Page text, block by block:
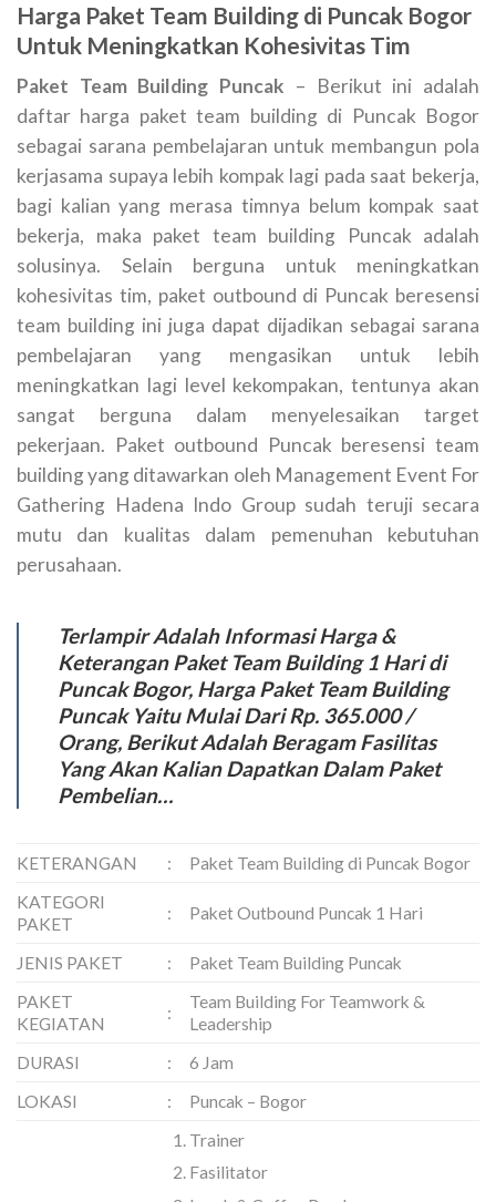
Harga Paket Team Building di Puncak Bogor
Untuk Meningkatkan Kohesivitas Tim
Paket Team Building Puncak – Berikut ini adalah
daftar harga paket team building di Puncak Bogor
sebagai sarana pembelajaran untuk membangun pola
kerjasama supaya lebih kompak lagi pada saat bekerja,
bagi kalian yang merasa timnya belum kompak saat
bekerja, maka paket team building Puncak adalah
solusinya. Selain berguna untuk meningkatkan
kohesivitas tim, paket outbound di Puncak beresensi
team building ini juga dapat dijadikan sebagai sarana
pembelajaran yang mengasikan untuk lebih
meningkatkan lagi level kekompakan, tentunya akan
sangat berguna dalam menyelesaikan target
pekerjaan. Paket outbound Puncak beresensi team
building yang ditawarkan oleh Management Event For
Gathering Hadena Indo Group sudah teruji secara
mutu dan kualitas dalam pemenuhan kebutuhan
perusahaan.
Terlampir Adalah Informasi Harga &
Keterangan Paket Team Building 1 Hari di
Puncak Bogor, Harga Paket Team Building
Puncak Yaitu Mulai Dari Rp. 365.000 /
Orang, Berikut Adalah Beragam Fasilitas
Yang Akan Kalian Dapatkan Dalam Paket
Pembelian…
KETERANGAN :
Paket Team Building di Puncak Bogor
KATEGORI
PAKET
: Paket Outbound Puncak 1 Hari
JENIS PAKET :
Paket Team Building Puncak
PAKET
KEGIATAN
:
Team Building For Teamwork &
Leadership
DURASI
:
6 Jam
LOKASI
: Puncak – Bogor
Trainer
Fasilitator